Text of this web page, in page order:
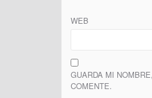
WEB
GUARDA MI
COMENTE.